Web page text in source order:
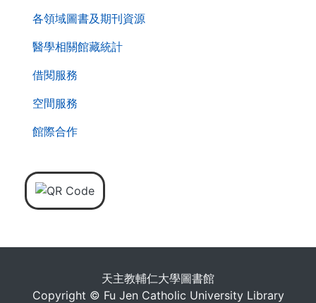
各領域圖書及期刊資源
醫學相關館藏統計
借閱服務
空間服務
館際合作
天主教輔仁大學圖書館
Copyright © Fu Jen Catholic University Library